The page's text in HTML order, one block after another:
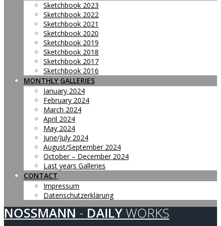
Sketchbook 2023
Sketchbook 2022
Sketchbook 2021
Sketchbook 2020
Sketchbook 2019
Sketchbook 2018
Sketchbook 2017
Sketchbook 2016
MONTHLY GALLERIES
January 2024
February 2024
March 2024
April 2024
May 2024
June/July 2024
August/September 2024
October – December 2024
Last years Galleries
CONTACT
Impressum
Datenschutzerklärung
NOSSMANN - DAILY WORKS